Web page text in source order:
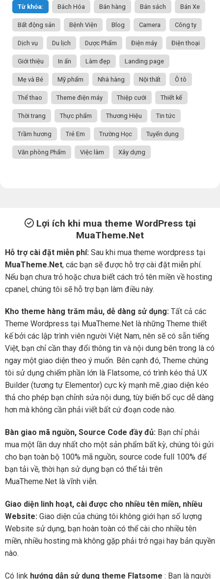
Từ khóa: Bách Hóa Bán hàng Bán sách Bán Xe
Bất động sản Bệnh Viện Blog Camera Công ty
Dịch vụ Du lịch Dược Phẩm Điện máy Điện thoại
Giới thiệu In ấn Làm đẹp Landing page
Mẹ và Bé Mỹ phẩm Nhà hàng Nội thất Ô tô
Thể thao Theme điện máy Thiệp cưới Thiết kế
Thời trang Thực phẩm Thương Hiệu Tin tức
Trầm hương Trẻ Em Trường Học Tuyển dụng
Văn phòng Phẩm Việc làm Xây dựng
Lợi ích khi mua theme WordPress tại
MuaTheme.Net
Hỗ trợ cài đặt miễn phí: Sau khi mua theme wordpress tại
MuaTheme.Net, các bạn sẽ được hỗ trợ cài đặt miễn phí.
Nếu bạn chưa trỏ hoặc chưa biết cách trỏ tên miền về hosting
cpanel, chúng tôi sẽ hỗ trợ bạn làm điều này.
Kho theme hàng trăm mẫu, dễ dàng sử dụng: Tất cả các
Theme Wordpress tại MuaTheme.Net là những Theme thiết
kế bởi các lập trình viên người Việt Nam, nên sẽ có sẵn tiếng
Việt, bạn chỉ cần thay đổi thông tin và nội dung bên trong là có
ngay một giao diện theo ý muốn. Bên cạnh đó, Theme chúng
tôi sử dụng chiếm phần lớn là Flatsome, có trình kéo thả UX
Builder (tương tự Elementor) cực kỳ mạnh mẽ ,giao diện kéo
thả cho phép bạn chỉnh sửa nội dung, tùy biến bố cục dễ dàng
hơn mà không cần phải viết bất cứ đoạn code nào.
Bàn giao mã nguồn, Source Code đầy đủ: Bạn chỉ phải
mua một lần duy nhất cho một sản phẩm bất kỳ, chúng tôi gửi
cho bạn toàn bộ 100% mã nguồn, source code full 100% để
bạn tải về, thời hạn sử dụng bạn có thể tải trên
MuaTheme.Net là vĩnh viễn.
Giao diện linh hoạt, cài được cho nhiều tên miền, nhiều
Website: Giao diện của chúng tôi không giới hạn số lượng
Website sử dụng, bạn hoàn toàn có thể cài cho nhiều tên
miền, nhiều hosting mà không gặp phải trở ngại hay bản quyền
nào.
Có link hướng dẫn sử dụng theme Flatsome : Bạn là người